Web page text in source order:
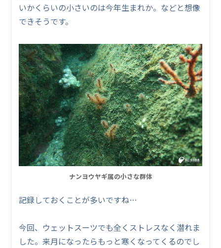
いかくらいの小さいのは今年生まれか。などと想像
できそうです。
ナンヨウヤギ属の小さな群体
記録しておくことが多いですね…
今回、ウェットスーツでも全くストレスなく潜れま
した。来月になったらもっと寒くなってくるのでし